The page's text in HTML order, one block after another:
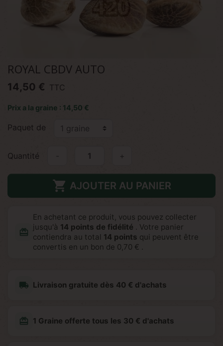
ROYAL CBDV AUTO
14,50 € TTC
Prix a la graine : 14,50 €
Paquet de
Quantité +
 AJOUTER AU PANIER
redeem
En achetant ce produit, vous pouvez collecter
jusqu'à 14 points de fidélité . Votre panier
contiendra au total 14 points qui peuvent être
convertis en un bon de 0,70 € .
local_shipping Livraison gratuite dès 40 € d'achats
redeem 1 Graine offerte tous les 30 € d'achats